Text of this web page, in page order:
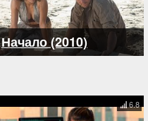
Начало (2010)
6.8